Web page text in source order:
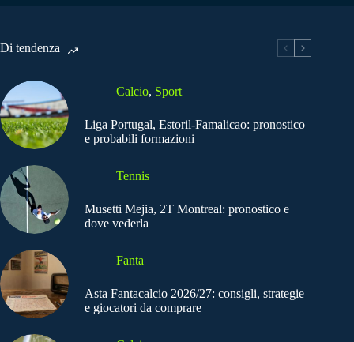
Di tendenza
Calcio, Sport
Liga Portugal, Estoril-Famalicao: pronostico
e probabili formazioni
Tennis
Musetti Mejia, 2T Montreal: pronostico e
dove vederla
Fanta
Asta Fantacalcio 2026/27: consigli, strategie
e giocatori da comprare